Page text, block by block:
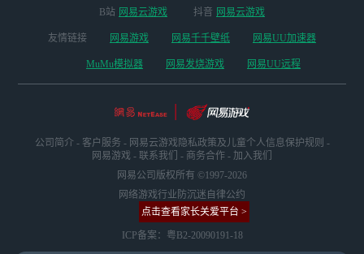
B站 网易云游戏 抖音 网易云游戏
友情链接 网易游戏 网易千千壁纸 网易UU加速器
MuMu模拟器 网易发烧游戏 网易UU远程
公司简介 - 客户服务 - 网易云游戏隐私政策及儿童个人信息保护规则 -
网易游戏 - 联系我们 - 商务合作 - 加入我们
网易公司版权所有 ©1997-2026
网络游戏行业防沉迷自律公约
点击查看家长关爱平台 >
ICP备案：粤B2-20090191-18